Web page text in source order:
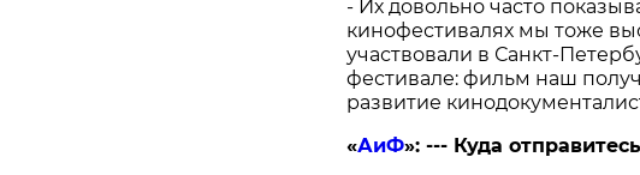
- Их довольно часто
кинофестивалях мы тоже
участвовали в Санкт-
фестивале: фильм наш
развитие
«АиФ»: --- Куда